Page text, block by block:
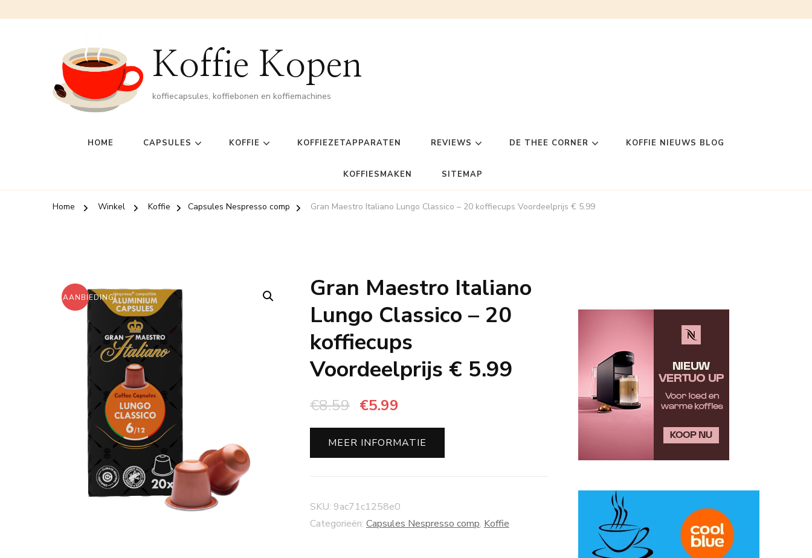
Koffie Kopen
koffiecapsules, koffiebonen en koffiemachines
HOME CAPSULES KOFFIE KOFFIEZETAPPARATEN REVIEWS DE THEE CORNER KOFFIE NIEUWS BLOG
KOFFIESMAKEN SITEMAP
Home Winkel Koffie Capsules Nespresso comp Gran Maestro Italiano Lungo Classico – 20 koffiecups Voordeelprijs € 5.99
AANBIEDING!
Gran Maestro Italiano
Lungo Classico – 20
koffiecups
Voordeelprijs € 5.99
€8.59 Oorspronkelijke
prijs
was:
€8.59.
€5.99
prijs
is:
€5.99.
MEER INFORMATIE
SKU: 9ac71c1258e0
Categorieën: Capsules Nespresso comp, Koffie